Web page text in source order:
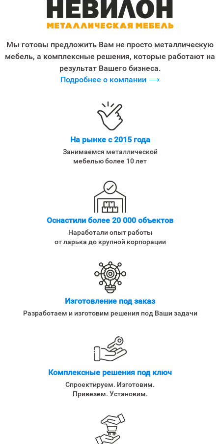
Мы готовы предложить Вам не просто металлическую
мебель, а комплексные решения, которые работают на
результат Вашего бизнеса.
Подробнее о компании ⟶
На рынке с 2015 года
Занимаемся металлической
мебелью более 10 лет
Оснастили более 20 000 объектов
Наработали опыт работы
от ларька до крупной корпорации
Изготовление под заказ
Разработаем и изготовим решения под Ваши задачи
Комплексные решения под ключ
Спроектируем. Изготовим.
Привезем. Установим.